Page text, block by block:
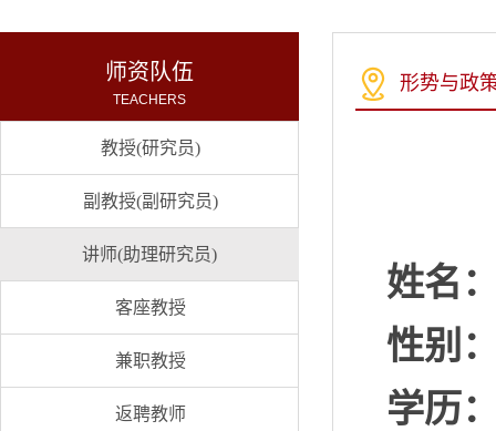
师资队伍
TEACHERS
教授(研究员)
副教授(副研究员)
讲师(助理研究员)
客座教授
兼职教授
返聘教师
形势与政
姓名
性别
学历